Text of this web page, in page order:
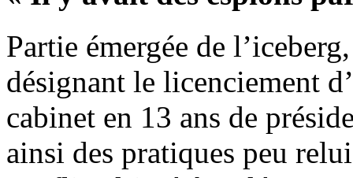
Partie émergée de
désignant le licenciement
cabinet en 13 ans de
ainsi des pratiques peu